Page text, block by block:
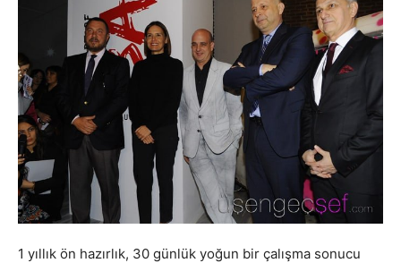
1 yıllık ön hazırlık, 30 günlük yoğun bir çalışma sonucu